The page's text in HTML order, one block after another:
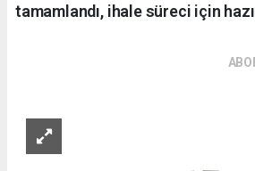
tamamlandı, ihale süreci için